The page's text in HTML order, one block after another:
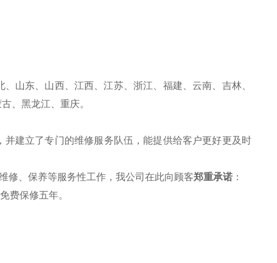
山东、山西、江西、江苏、浙江、福建、云南、吉林、
、黑龙江、重庆。
建立了专门的维修服务队伍，能提供给客户更好更及时
修、保养等服务性工作，我公司在此向顾客郑重承诺 ：
费保修五年。